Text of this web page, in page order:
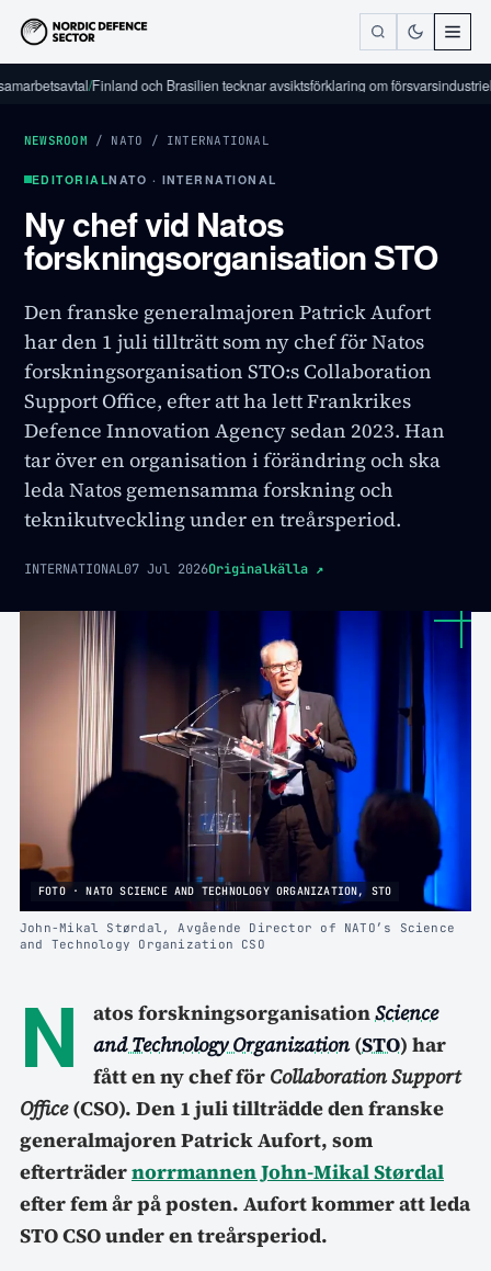
/Finland och Brasilien tecknar avsiktsförklaring om försvarsindustriellt
NEWSROOM / NATO / INTERNATIONAL
EDITORIALNATO · INTERNATIONAL
Ny chef vid Natos
forskningsorganisation STO
Den franske generalmajoren Patrick Aufort
har den 1 juli tillträtt som ny chef för Natos
forskningsorganisation STO:s Collaboration
Support Office, efter att ha lett Frankrikes
Defence Innovation Agency sedan 2023. Han
tar över en organisation i förändring och ska
leda Natos gemensamma forskning och
teknikutveckling under en treårsperiod.
INTERNATIONAL07 Jul 2026Originalkälla ↗
FOTO · NATO SCIENCE AND TECHNOLOGY ORGANIZATION, STO
John-Mikal Størdal, Avgående Director of NATO’s Science
and Technology Organization CSO
N atos forskningsorganisationScience
and Technology Organization(STO) har
fått en ny chef för Collaboration Support
Office(CSO). Den 1 juli tillträdde den franske
generalmajoren Patrick Aufort, som
efterträdernorrmannen John-Mikal Størdal
efter fem år på posten. Aufort kommer att leda
STO CSO under en treårsperiod.